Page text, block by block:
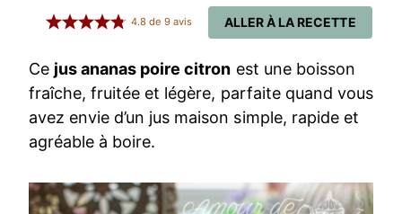
ALLER À LA RECETTE
4.8 de9 avis
Ce jus ananas poire citron est une boisson
fraîche, fruitée et légère, parfaite quand vous
avez envie d’un jus maison simple, rapide et
agréable à boire.